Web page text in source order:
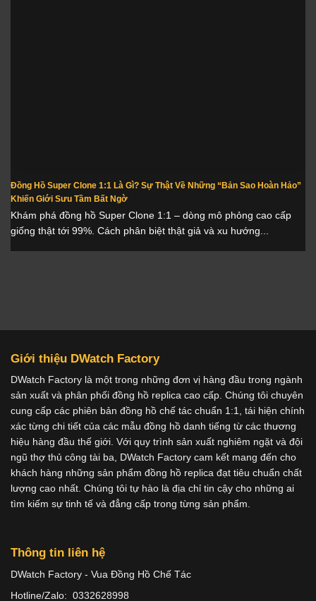
Đồng Hồ Super Clone 1:1 Là Gì? Sự Thật Về Những “Bản Sao Hoàn Hảo”
Khiến Giới Sưu Tầm Bất Ngờ
Khám phá đồng hồ Super Clone 1:1 – dòng mô phỏng cao cấp
giống thật tới 99%. Cách phân biệt thật giả và xu hướng...
Giới thiệu DWatch Factory
DWatch Factory là một trong những đơn vị hàng đầu trong ngành
sản xuất và phân phối đồng hồ replica cao cấp. Chúng tôi chuyên
cung cấp các phiên bản đồng hồ chế tác chuẩn 1:1, tái hiện chính
xác từng chi tiết của các mẫu đồng hồ danh tiếng từ các thương
hiệu hàng đầu thế giới. Với quy trình sản xuất nghiêm ngặt và đội
ngũ thợ thủ công tài ba, DWatch Factory cam kết mang đến cho
khách hàng những sản phẩm đồng hồ replica đạt tiêu chuẩn chất
lượng cao nhất. Chúng tôi tự hào là địa chỉ tin cậy cho những ai
tìm kiếm sự tinh tế và đẳng cấp trong từng sản phẩm.
Thông tin liên hệ
DWatch Factory - Vua Đồng Hồ Chế Tác
Hotline/Zalo: 0332628998